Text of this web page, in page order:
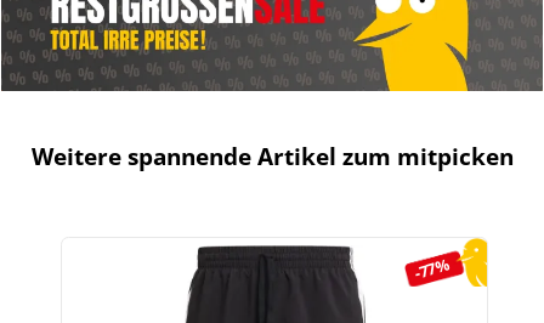
Weitere spannende Artikel zum mitpicken
Produktgalerie überspringen
-77%